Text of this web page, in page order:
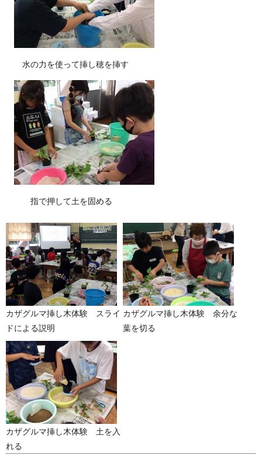
水の力を使って挿し穂を挿す
指で押して土を固める
カザグルマ挿し木体験 スライ
ドによる説明
カザグルマ挿し木体験 余分な
葉を切る
カザグルマ挿し木体験 土を入
れる